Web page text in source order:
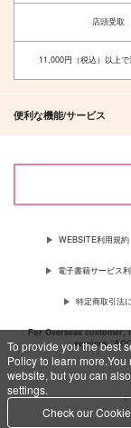
To provide you the best
Policy to learn
website, but you can
settings.
Check our
恋のライバルは前寮
944円（税込）
アズール×イデア
作品詳細
店頭受取
11,000円（税込）以上
便利な機能/サービス
WEBSITE利用規約
電子書籍サービス
特定商取引法
For Overseas
services
c